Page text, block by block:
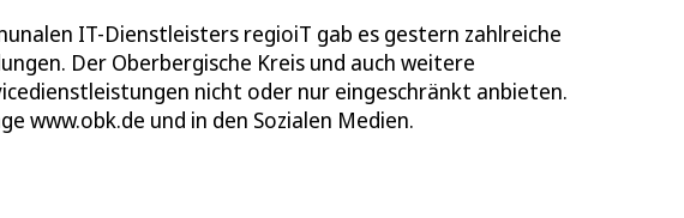
IT-Dienstleisters regioiT gab es gestern zahlreiche
Der Oberbergische Kreis und auch weitere
nicht oder nur eingeschränkt anbieten.
www.obk.de und in den Sozialen Medien.